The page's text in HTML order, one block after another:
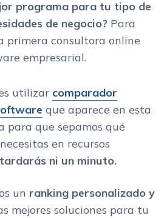
programa para tu tipo de
de negocio? Para
primera consultora online
empresarial.
utilizar comparador
que aparece en esta
para que sepamos qué
en recursos
ni un minuto.
un ranking personalizado y
mejores soluciones para tu